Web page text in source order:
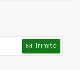
Trimite